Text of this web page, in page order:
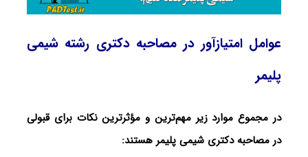
عوامل امتیازآور در مصاحبه دکتری رشته شیمی
پلیمر
در مجموع موارد زیر مهم‌ترین و مؤثرترین نکات برای قبولی
در مصاحبه دکتری شیمی پلیمر هستند: